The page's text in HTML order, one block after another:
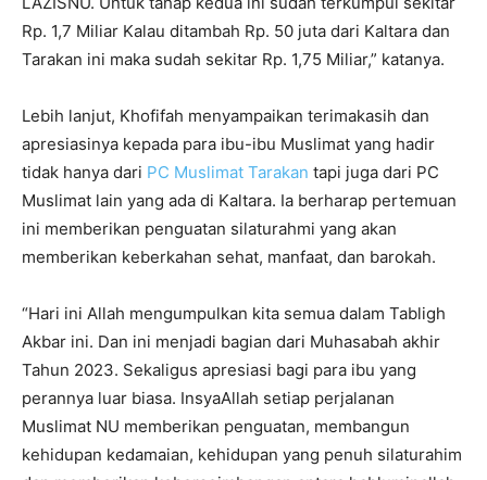
Rp. 1,7 Miliar Kalau ditambah Rp. 50 juta dari Kaltara dan
Tarakan ini maka sudah sekitar Rp. 1,75 Miliar,” katanya.
Lebih lanjut, Khofifah menyampaikan terimakasih dan
apresiasinya kepada para ibu-ibu Muslimat yang hadir
tidak hanya dari PC Muslimat Tarakan tapi juga dari PC
Muslimat lain yang ada di Kaltara. Ia berharap pertemuan
ini memberikan penguatan silaturahmi yang akan
memberikan keberkahan sehat, manfaat, dan barokah.
“Hari ini Allah mengumpulkan kita semua dalam Tabligh
Akbar ini. Dan ini menjadi bagian dari Muhasabah akhir
Tahun 2023. Sekaligus apresiasi bagi para ibu yang
perannya luar biasa. InsyaAllah setiap perjalanan
Muslimat NU memberikan penguatan, membangun
kehidupan kedamaian, kehidupan yang penuh silaturahim